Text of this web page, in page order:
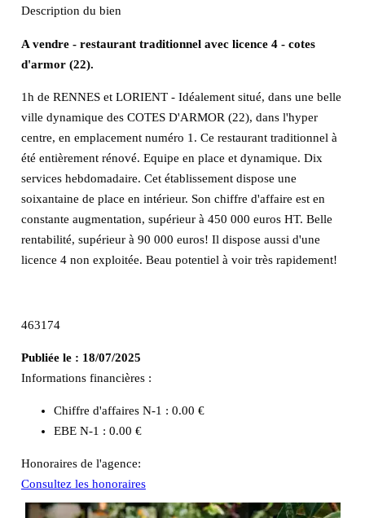
Description du bien
A vendre - restaurant traditionnel avec licence 4 - cotes
d'armor (22).
1h de RENNES et LORIENT - Idéalement situé, dans une belle
ville dynamique des COTES D'ARMOR (22), dans l'hyper
centre, en emplacement numéro 1. Ce restaurant traditionnel à
été entièrement rénové. Equipe en place et dynamique. Dix
services hebdomadaire. Cet établissement dispose une
soixantaine de place en intérieur. Son chiffre d'affaire est en
constante augmentation, supérieur à 450 000 euros HT. Belle
rentabilité, supérieur à 90 000 euros! Il dispose aussi d'une
licence 4 non exploitée. Beau potentiel à voir très rapidement!
463174
Publiée le : 18/07/2025
Informations financières :
Chiffre d'affaires N-1 : 0.00 €
EBE N-1 : 0.00 €
Honoraires de l'agence:
Consultez les honoraires